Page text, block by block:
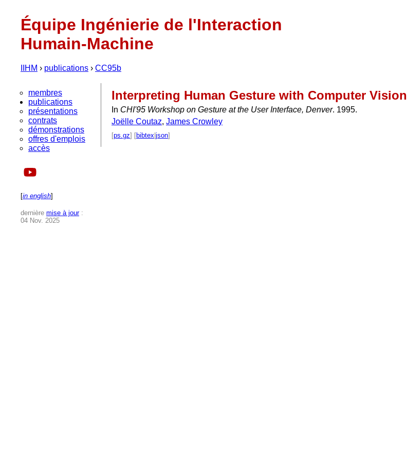
Équipe Ingénierie de l'Interaction
Humain-Machine
IIHM › publications › CC95b
membres
publications
présentations
contrats
démonstrations
offres d'emplois
accès
[in english]
dernière mise à jour:
04 Nov. 2025
Interpreting Human Gesture with Computer Vision
In CHI'95 Workshop on Gesture at the User Interface, Denver. 1995.
Joëlle Coutaz, James Crowley
[ps.gz] [bibtex json]